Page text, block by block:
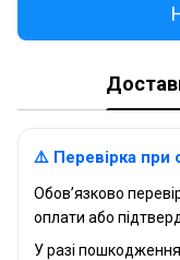
⚠️ Перевірка при
Обов’язково
оплати або
У разі